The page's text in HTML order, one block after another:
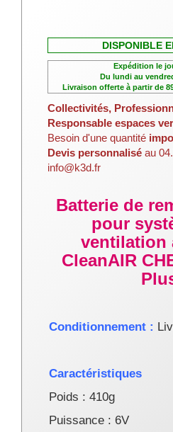
DISPONIBLE
Expédition le
Du lundi au
Livraison offerte à partir de
Collectivités,
Responsable espaces
Besoin d'une quantité
Devis personnalisé au
info@k3d.fr
Batterie de
pour
ventilation
CleanAIR
Conditionnement :
Caractéristiques
Poids : 410g
Puissance : 6V